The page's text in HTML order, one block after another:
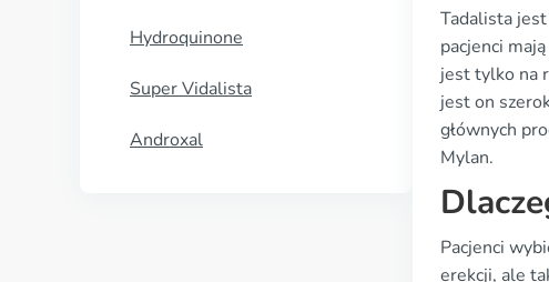
Hydroquinone
Super Vidalista
Androxal
Tadalista
pacjenci
jest tylko na
jest on
głównych
Mylan.
Pacjenci
erekcji, ale